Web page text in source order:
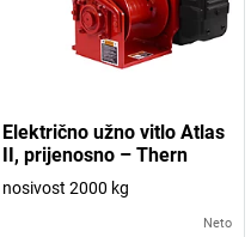
Električno užno vitlo Atlas
II, prijenosno – Thern
nosivost 2000 kg
Neto